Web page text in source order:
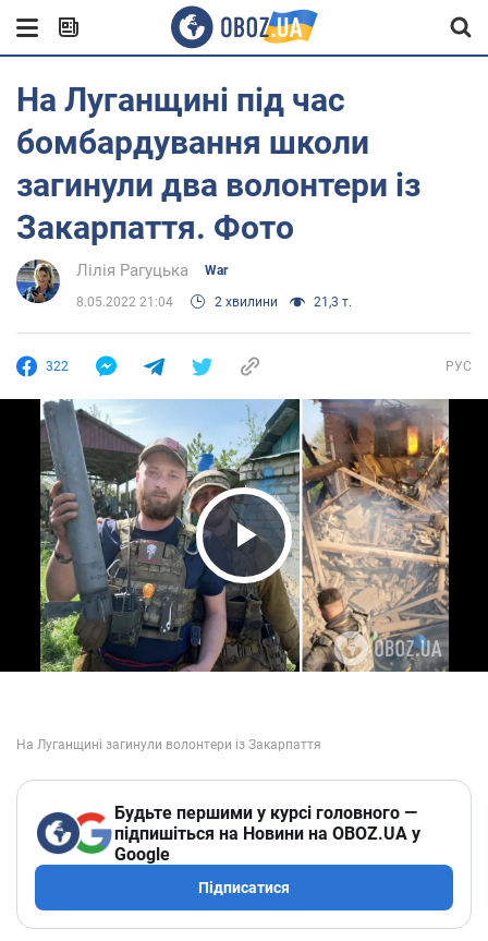
На Луганщині під час
бомбардування школи
загинули два волонтери із
Закарпаття. Фото
Лілія Рагуцька War
8.05.2022 21:04 2 хвилини 21,3 т.
322 РУС
Play Video
Будьте першими у курсі головного —
підпишіться на Новини на OBOZ.UA у
Google
Підписатися